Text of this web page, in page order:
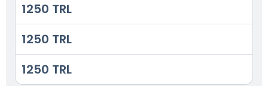
1250 TRL
1250 TRL
1250 TRL